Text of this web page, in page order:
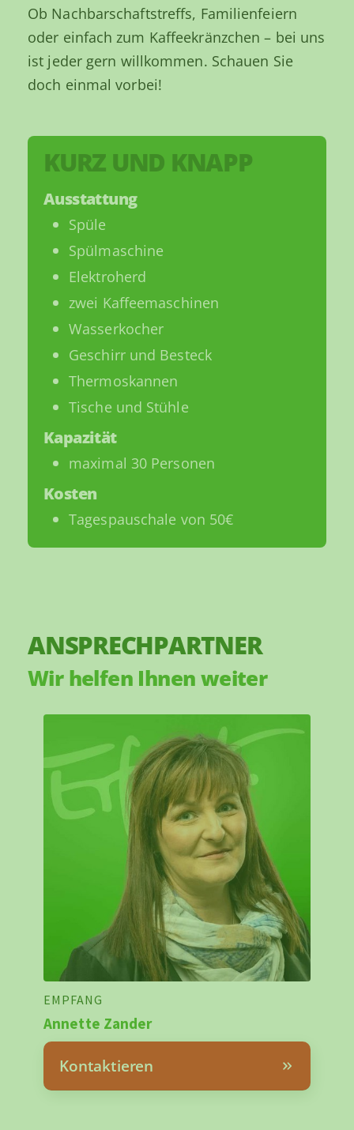
Ob Nachbarschaftstreffs, Familienfeiern
oder einfach zum Kaffeekränzchen – bei uns
ist jeder gern willkommen. Schauen Sie
doch einmal vorbei!
KURZ UND KNAPP
Ausstattung
Spüle
Spülmaschine
Elektroherd
zwei Kaffeemaschinen
Wasserkocher
Geschirr und Besteck
Thermoskannen
Tische und Stühle
Kapazität
maximal 30 Personen
Kosten
Tagespauschale von 50€
ANSPRECHPARTNER
Wir helfen Ihnen weiter
EMPFANG
Annette Zander
Kontaktieren